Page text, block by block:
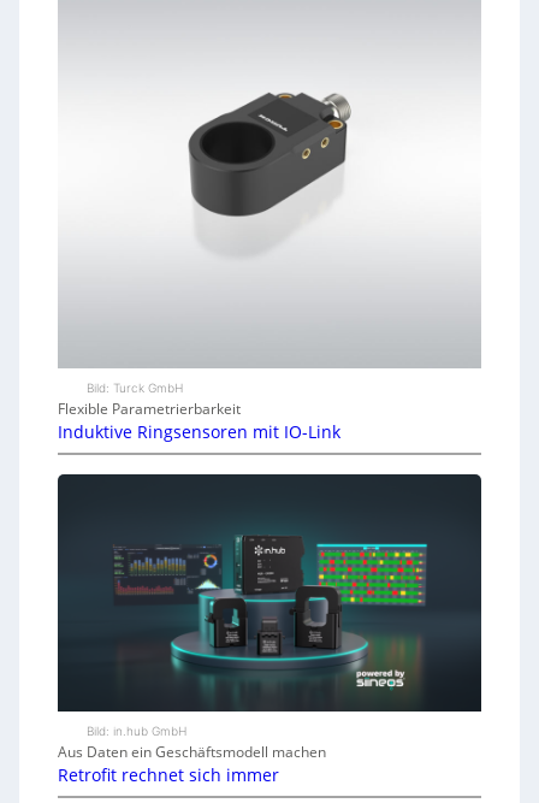
Bild: Turck GmbH
Flexible Parametrierbarkeit
Induktive Ringsensoren mit IO-Link
Bild: in.hub GmbH
Aus Daten ein Geschäftsmodell machen
Retrofit rechnet sich immer